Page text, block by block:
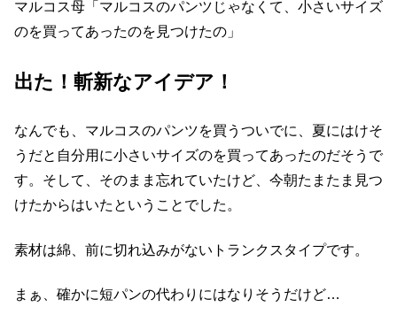
マルコス母「マルコスのパンツじゃなくて、小さいサイズ
のを買ってあったのを見つけたの」
出た！斬新なアイデア！
なんでも、マルコスのパンツを買うついでに、夏にはけそ
うだと自分用に小さいサイズのを買ってあったのだそうで
す。そして、そのまま忘れていたけど、今朝たまたま見つ
けたからはいたということでした。
素材は綿、前に切れ込みがないトランクスタイプです。
まぁ、確かに短パンの代わりにはなりそうだけど…